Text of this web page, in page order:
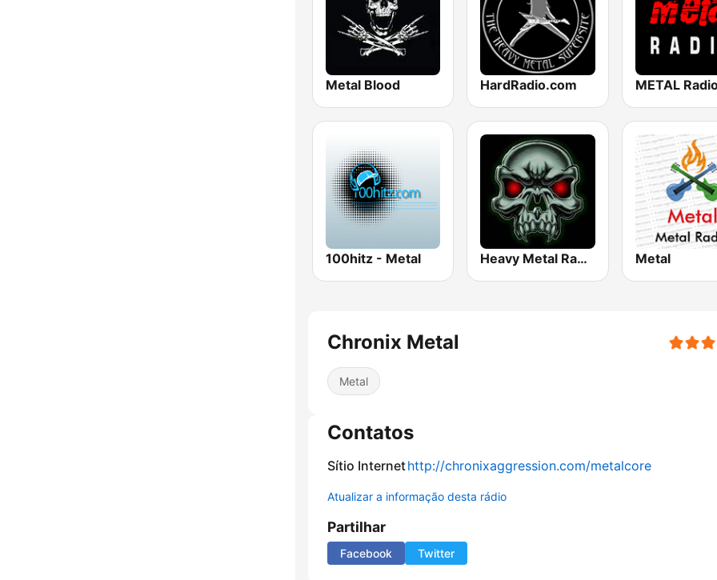
Metal Blood HardRadio.com METAL
100hitz - Metal Heavy Metal Radio Metal
Chronix Metal
Metal
Contatos
Sítio Internethttp://chronixaggression.com/metalcore
Atualizar a informação desta rádio
Partilhar
Facebook Twitter